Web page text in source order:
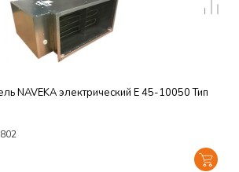
NAVEKA электрический E 45-10050 Тип